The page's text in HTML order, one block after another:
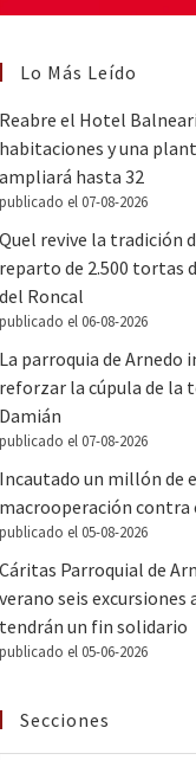
Lo Más Leído
Reabre el Hotel
habitaciones y una
ampliará hasta 32
publicado el 07-08-2026
Quel revive la tradición
reparto de 2.500 tortas
del Roncal
publicado el 06-08-2026
La parroquia de Arnedo
reforzar la cúpula de la
Damián
publicado el 07-08-2026
Incautado un millón de
macrooperación
publicado el 05-08-2026
Cáritas Parroquial de
verano seis excursiones
tendrán un fin solidario
publicado el 05-06-2026
Secciones